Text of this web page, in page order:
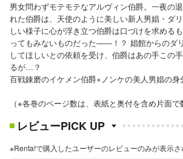
男女問わずモテモテなアルヴィン伯爵。一夜の
れた伯爵は、天使のように美しい新人男娼・ダ
しい様子に心が浮き立つ伯爵は口づけを求める
ってもみないものだった――！？ 娼館からのダ
してほしいとの依頼を受け、伯爵はあの手この
るが…？
百戦錬磨のイケメン伯爵×ノンケの美人男娼の身
（※各巻のページ数は、表紙と奥付を含め片面で
レビューPICK UP
※Renta!で購入したユーザーのレビューのみが表示